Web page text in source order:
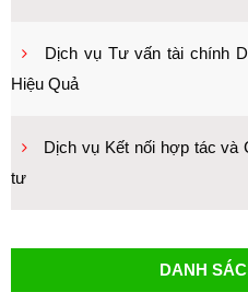
Dịch vụ Tư vấn tài chính
Hiệu Quả
Dịch vụ Kết nối hợp tác và
tư
DANH